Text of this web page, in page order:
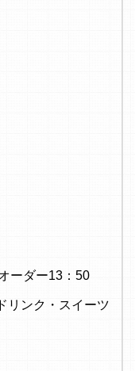
ーダー13：50
リンク・スイーツ